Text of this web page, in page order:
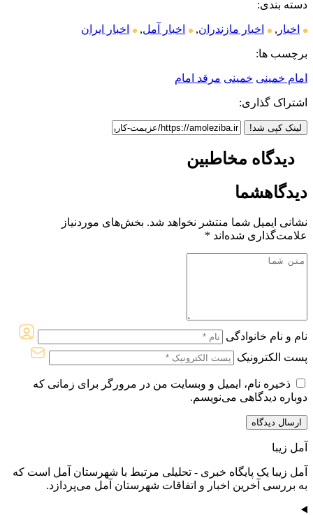
دسته بندی:
اخبار , اخبار مازندران, اخبار آمل, اخبار ایران
برچسب ها:
امام خمینی خمینی مرقد امام
اشتراک گذاری:
لینک کپی شد!
دیدگاه مخاطبین
دیدگاهشما
نشانی ایمیل شما منتشر نخواهد شد. بخش‌های موردنیاز
علامت‌گذاری شده‌اند *
نام و نام خانوادگی
پست الکترونیک
ذخیره نام، ایمیل و وبسایت من در مرورگر برای زمانی که
دوباره دیدگاهی می‌نویسم.
آمل زیبا
آمل زیبا یک پایگاه خبری - تحلیلی مرتبط با شهرستان آمل است که
به بررسی آخرین اخبار و اتفاقات شهرستان آمل می‌پردازد.